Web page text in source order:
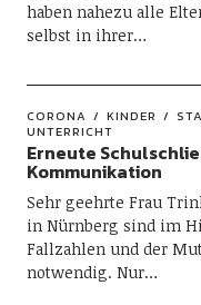
haben nahezu alle
selbst in ihrer…
CORONA KINDER
UNTERRICHT
Erneute
Kommunikation
Sehr geehrte Frau
in Nürnberg sind im
Fallzahlen und der
notwendig. Nur…